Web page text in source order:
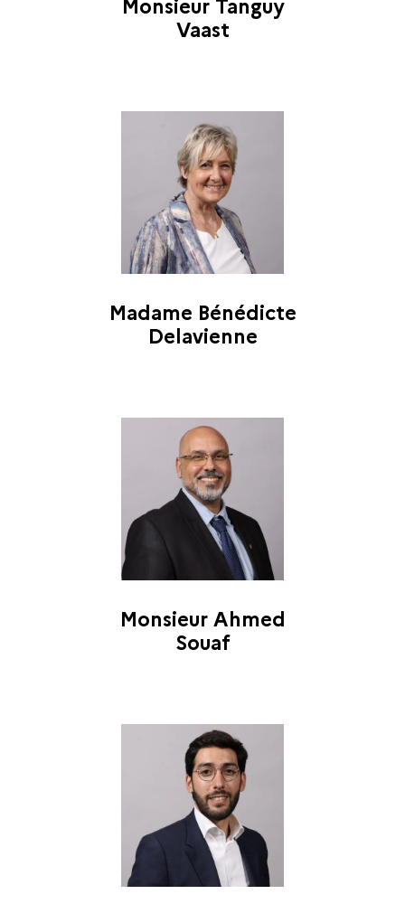
Monsieur Tanguy
Vaast
Madame Bénédicte
Delavienne
Monsieur Ahmed
Souaf